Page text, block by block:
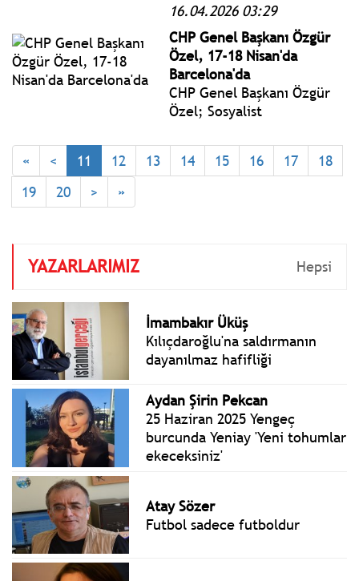
Mersinli'nin babası Uğur
Mersinli tutuklandı.
Tutuklanan babanın ifadesi
ortaya çıktı. Vatandaşların
tepkisi nedeniyle anne
zırhlı araç ile gözaltına
alındı.
16.04.2026 03:29
CHP Genel Başkanı Özgür
Özel, 17-18 Nisan'da
Barcelona'da
CHP Genel Başkanı Özgür
Özel; Sosyalist
Sosyalist Partisi’nin
düzenleyeceği Küresel
« < 11 12 13 14 15 16 17
18
19
20 > »
YAZARLARIMIZ Hepsi
İmambakır Üküş
Kılıçdaroğlu'na saldırmanın
dayanılmaz hafifliği
Aydan Şirin Pekcan
25 Haziran 2025 Yengeç
burcunda Yeniay 'Yeni tohumlar
ekeceksiniz'
Atay Sözer
Futbol sadece futboldur